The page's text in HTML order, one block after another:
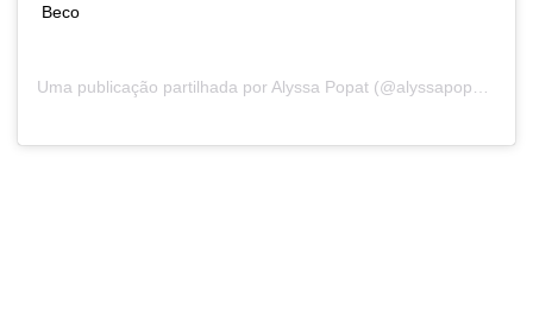
Beco
Uma publicação partilhada por Alyssa Popat (@alyssapopat) a8 de Jul, 2018 às 3:39 PDT